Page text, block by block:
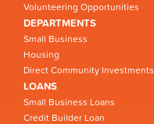
Volunteering Opportunities
DEPARTMENTS
Small Business
Housing
Direct Community Investments
LOANS
Small Business Loans
Credit Builder Loan